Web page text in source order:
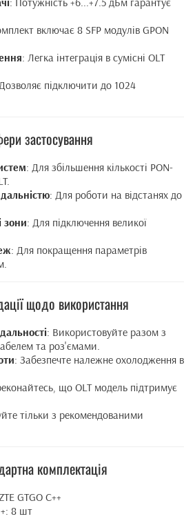
включає 8 SFP модулів GPON
: Легка інтеграція в сумісні OLT
підключити до 1024
застосування
: Для збільшення кількості PON-
: Для роботи на відстанях до
зони: Для підключення великої
: Для покращення параметрів
щодо використання
: Використовуйте разом з
та роз'ємами.
: Забезпечте належне охолодження в
що OLT модель підтримує
тільки з рекомендованими
комплектація
GTGO C++
8 шт